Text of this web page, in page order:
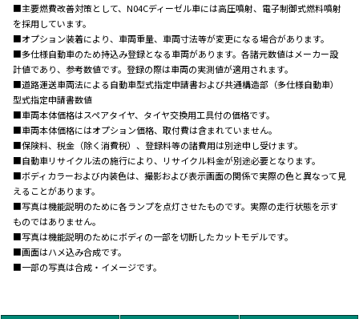
■主要燃費改善対策として、N04Cディーゼル車には高圧噴射、電子制御式燃料噴射
を採用しています。
■オプション装着により、車両重量、車両寸法等が変更になる場合があります。
■多仕様自動車のため持込み登録となる車両があります。各諸元数値はメーカー設
計値であり、参考数値です。登録の際は車両の実測値が適用されます。
■道路運送車両法による自動車型式指定申請書および共通構造部（多仕様自動車）
型式指定申請書数値
■車両本体価格はスペアタイヤ、タイヤ交換用工具付の価格です。
■車両本体価格にはオプション価格、取付費は含まれていません。
■保険料、税金（除く消費税）、登録料等の諸費用は別途申し受けます。
■自動車リサイクル法の施行により、リサイクル料金が別途必要となります。
■ボディカラーおよび内装色は、撮影および表示画面の関係で実際の色と異なって見
えることがあります。
■写真は機能説明のために各ランプを点灯させたものです。実際の走行状態を示す
ものではありません。
■写真は機能説明のためにボディの一部を切断したカットモデルです。
■画面はハメ込み合成です。
■一部の写真は合成・イメージです。